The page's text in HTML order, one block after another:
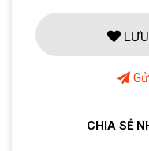
CHIA SẺ